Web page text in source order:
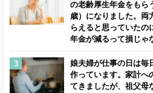
の老齢厚生年金をもら
歳）になりました。両
らえると思っていたの
年金が減るって損じゃ
娘夫婦が仕事の日は毎
作っています。家計へ
てきましたが、祖父母